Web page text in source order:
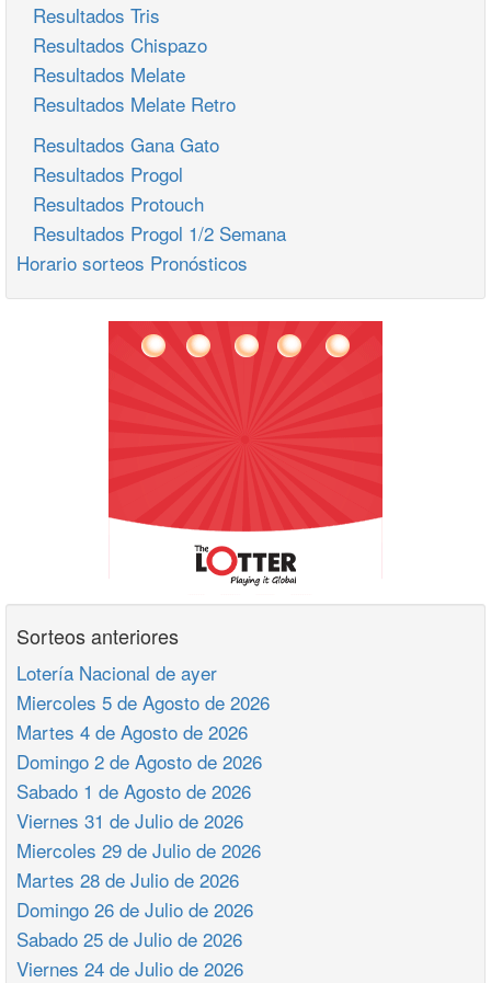
Resultados Tris
Resultados Chispazo
Resultados Melate
Resultados Melate Retro
Resultados Gana Gato
Resultados Progol
Resultados Protouch
Resultados Progol 1/2 Semana
Horario sorteos Pronósticos
Sorteos anteriores
Lotería Nacional de ayer
Miercoles 5 de Agosto de 2026
Martes 4 de Agosto de 2026
Domingo 2 de Agosto de 2026
Sabado 1 de Agosto de 2026
Viernes 31 de Julio de 2026
Miercoles 29 de Julio de 2026
Martes 28 de Julio de 2026
Domingo 26 de Julio de 2026
Sabado 25 de Julio de 2026
Viernes 24 de Julio de 2026